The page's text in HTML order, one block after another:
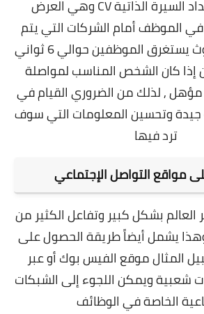
السيرة الذاتية CV
وهي العرض
الموظف أمام الشركات التي يتم
عرضها وافق للبحوث يستغرق الموظفين حوالي 6 ثواني
إذا كان الشخص المناسب لمواصلة
مؤهل , لذلك من الضروري القيام في
جيدة وتحسين المعلومات التي سوف
ترد فيها
مواقع التواصل الإجتماعي
العالم بشكل كبير وتفاعل الكثير من
يشمل أيضاً طريقة الحصول على
المثال موقع الفيس بوك أو عبر
شعبية ويمكن اللجوء إلى الشبكات
الخاصة في الوظائف